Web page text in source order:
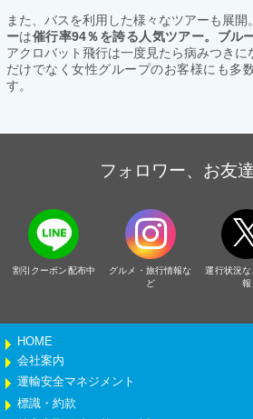
また、バスを利用した様々なツアーも展開
ーは催行率94％を誇る人気ツアー。ブル
アクロバット飛行は一度見たら病みつき
だけでなく女性グループのお客様にも多
す。
フォロワー、お友
割引クーポン配布中
グルメ・旅行情報な
ど
運行状況な
報
HOME
会社案内
運輸安全マネジメント
標識・約款